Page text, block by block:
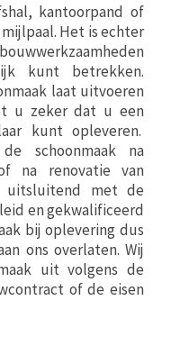
kantoorpand of
Het is echter
kunt betrekken.
laat uitvoeren
u zeker dat u een
kunt opleveren.
schoonmaak na
na renovatie van
uitsluitend met de
en gekwalificeerd
bij oplevering dus
ons overlaten. Wij
uit volgens de
of de eisen